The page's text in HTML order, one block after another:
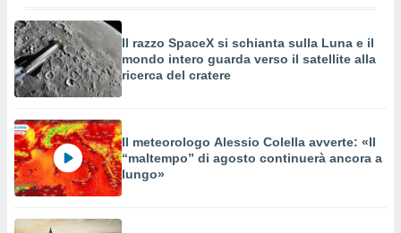
Il razzo SpaceX si schianta sulla Luna e il
mondo intero guarda verso il satellite alla
ricerca del cratere
Il meteorologo Alessio Colella avverte: «Il
“maltempo” di agosto continuerà ancora a
lungo»